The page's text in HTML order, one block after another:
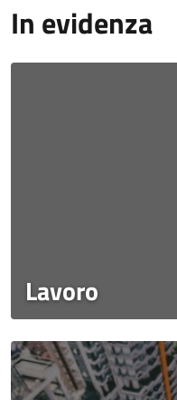
In evidenza
Lavoro